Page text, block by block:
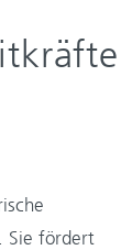
Sie fördert